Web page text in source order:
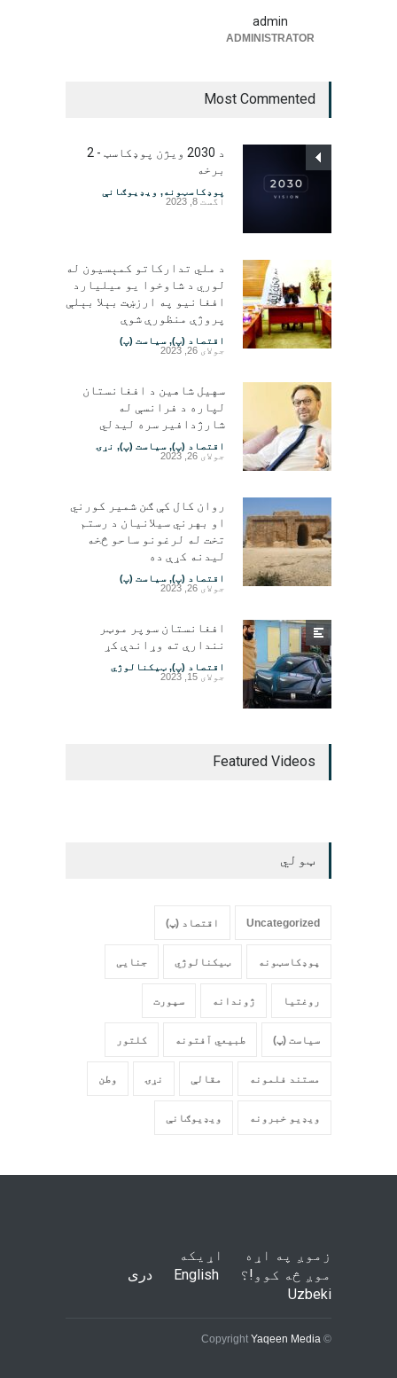
admin
ADMINISTRATOR
Most Commented
د 2030 ویژن پوډکاسټ - 2
برخه
پوډکاسټونه, ویډیوګانې
اگست 8, 2023
د ملي تدارکاتو کمېسیون له
لوري د شاوخوا یو میلیارد
افغانیو په ارزښت بېلا بېلې
پروژې منظورې شوې
اقتصاد (پ), سیاست (پ)
جولای 26, 2023
سهیل شاهین د افغانستان
لپاره د فرانسې له
شارژدافیر سره لیدلي
اقتصاد (پ), سیاست (پ), نړۍ
جولای 26, 2023
روان کال کې ګن شمیر کورني
او بهرني سیلانیان د رستم
تخت له لرغونو ساحو څخه
لیدنه کړې ده
اقتصاد (پ), سیاست (پ)
جولای 26, 2023
افغانستان سوپر موټر
نندارې ته وړاندې کړ
اقتصاد (پ), ټیکنالوژي
جولای 15, 2023
Featured Videos
ټولي
Uncategorized اقتصاد (پ)
پوډکاسټونه ټیکنالوژي جنایی
روغتیا ژوندانه سپورت
سیاست (پ) طبیعي آفتونه کلتور
مستند فلمونه مقالې نړۍ وطن
ویډیو خبرونه ویډیوګانې
زموږ په اړه
اړیکه
موږ څه کوو!؟
English
دری
Uzbeki
© Copyright
Yaqeen Media